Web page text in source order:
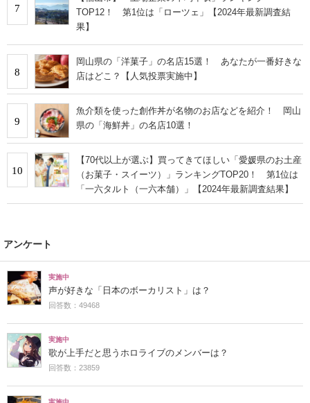
7
TOP12！ 第1位は「ローツェ」【2024年最新調査結
果】
8
岡山県の「洋菓子」の名店15選！ あなたが一番好きな
店はどこ？【人気投票実施中】
9
魚介類を使った創作丼が名物のお店などを紹介！ 岡山
県の「海鮮丼」の名店10選！
10
【70代以上が選ぶ】買ってきてほしい「愛媛県のお土産
（お菓子・スイーツ）」ランキングTOP20！ 第1位は
「一六タルト（一六本舗）」【2024年最新調査結果】
アンケート
実施中
声が好きな「日本のボーカリスト」は？
回答数：49468
実施中
歌が上手だと思うホロライブのメンバーは？
回答数：23859